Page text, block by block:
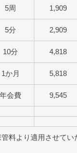
5周 1,909
5分 2,909
10分 4,818
1か月 5,818
年会費 9,545
料より適用させてい